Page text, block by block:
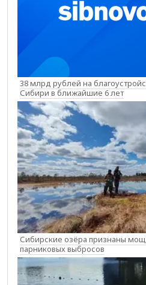
38 млрд рублей на
Сибири в ближайшие 6 лет
Сибирские озёра признаны
парниковых выбросов